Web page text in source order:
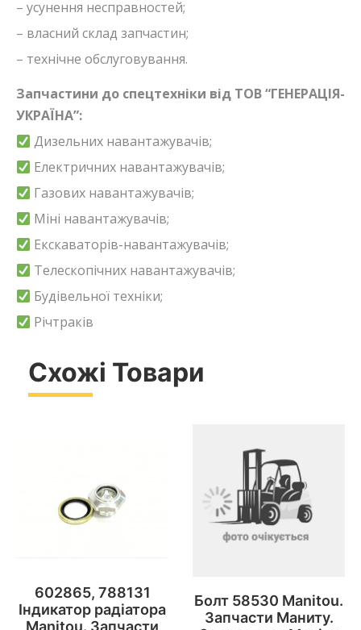
– усунення несправностей;
– власний склад запчастин;
– технічне обслуговування.
Запчастини до спецтехніки від ТОВ “ГЕНЕРАЦІЯ-
УКРАЇНА”:
Дизельних навантажувачів;
Електричних навантажувачів;
Газових навантажувачів;
Міні навантажувачів;
Екскаваторів-навантажувачів;
Телескопічних навантажувачів;
Будівельної техніки;
Річтраків
Схожі Товари
602865, 788131
Індикатор радіатора
Manitou. Запчасти
Болт 58530 Manitou.
Запчасти Маниту.